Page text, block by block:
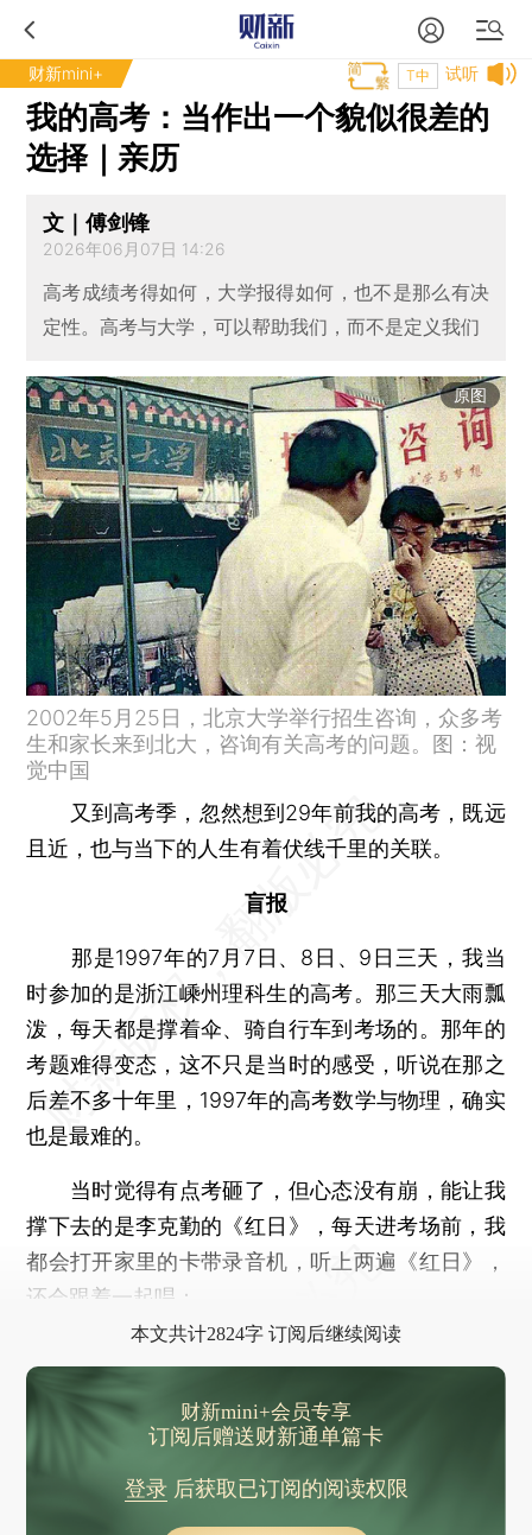
财新mini+ 试听
T中
我的高考：当作出一个貌似很差的
选择｜亲历
文｜傅剑锋
2026年06月07日 14:26
高考成绩考得如何，大学报得如何，也不是那么有决
定性。高考与大学，可以帮助我们，而不是定义我们
原图
2002年5月25日，北京大学举行招生咨询，众多考
生和家长来到北大，咨询有关高考的问题。图：视
觉中国
又到高考季，忽然想到29年前我的高考，既远
且近，也与当下的人生有着伏线千里的关联。
盲报
那是1997年的7月7日、8日、9日三天，我当
时参加的是浙江嵊州理科生的高考。那三天大雨瓢
泼，每天都是撑着伞、骑自行车到考场的。那年的
考题难得变态，这不只是当时的感受，听说在那之
后差不多十年里，1997年的高考数学与物理，确实
也是最难的。
当时觉得有点考砸了，但心态没有崩，能让我
撑下去的是李克勤的《红日》，每天进考场前，我
都会打开家里的卡带录音机，听上两遍《红日》，
还会跟着一起唱：
本文共计2824字 订阅后继续阅读
财新mini+会员专享
订阅后赠送财新通单篇卡
登录后获取已订阅的阅读权限